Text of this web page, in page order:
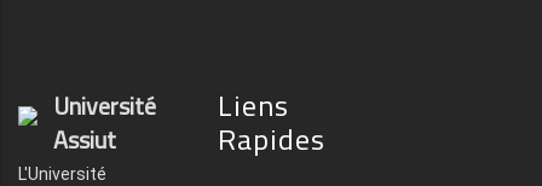
Université
Assiut
L'Université
Liens
Rapides